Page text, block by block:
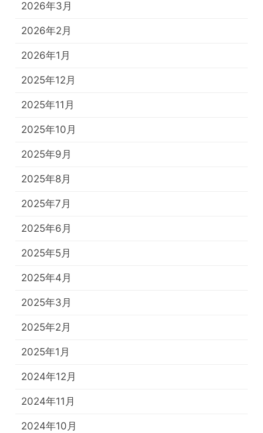
2026年3月
2026年2月
2026年1月
2025年12月
2025年11月
2025年10月
2025年9月
2025年8月
2025年7月
2025年6月
2025年5月
2025年4月
2025年3月
2025年2月
2025年1月
2024年12月
2024年11月
2024年10月